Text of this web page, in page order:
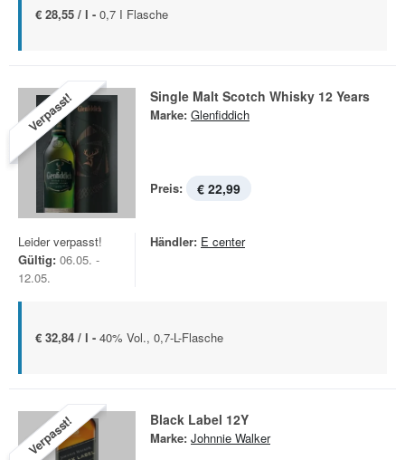
€ 28,55 / l - 0,7 I Flasche
Verpasst! Single Malt Scotch Whisky 12 Years
Marke: Glenfiddich
Preis: € 22,99
Leider verpasst!
Gültig: 06.05. -
12.05.
Händler: E center
€ 32,84 / l - 40% Vol., 0,7-L-Flasche
Verpasst! Black Label 12Y
Marke: Johnnie Walker